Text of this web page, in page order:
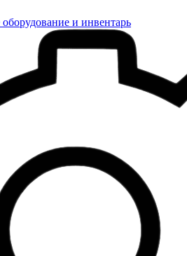
оборудование и инвентарь